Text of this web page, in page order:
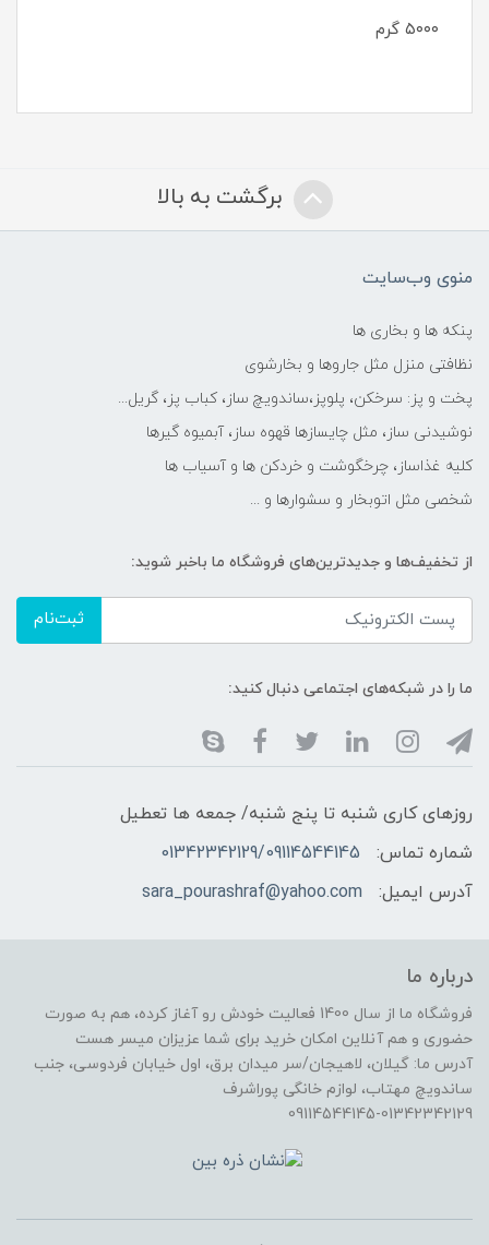
۵۰۰۰ گرم
برگشت به بالا
منوی وب‌سایت
پنکه ها و بخاری ها
نظافتی منزل مثل جاروها و بخارشوی
پخت و پز: سرخکن، پلوپز،ساندویچ ساز، کباب پز، گریل...
نوشیدنی ساز، مثل چایسازها قهوه ساز، آبمیوه گیرها
کلیه غذاساز، چرخگوشت و خردکن ها و آسیاب ها
شخصی مثل اتوبخار و سشوارها و ...
از تخفیف‌ها و جدیدترین‌های فروشگاه ما باخبر شوید:
ثبت‌نام
ما را در شبکه‌های اجتماعی دنبال کنید:
روزهای کاری شنبه تا پنج شنبه/ جمعه ها تعطیل
شماره تماس:
01342342129/09114544145
آدرس ایمیل:
sara_pourashraf@yahoo.com
درباره ما
فروشگاه ما از سال 1400 فعالیت خودش رو آغاز کرده، هم به صورت
حضوری و هم آنلاین امکان خرید برای شما عزیزان میسر هست
آدرس ما: گیلان، لاهیجان/سر میدان برق، اول خیابان فردوسی، جنب
ساندویچ مهتاب، لوازم خانگی پوراشرف
09114544145-01342342129